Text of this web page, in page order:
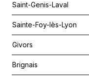
Saint-Genis-Laval
Sainte-Foy-lès-Lyon
Givors
Brignais